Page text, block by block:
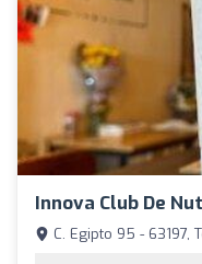
Innova Club De
C. Egipto 95 - 63197,